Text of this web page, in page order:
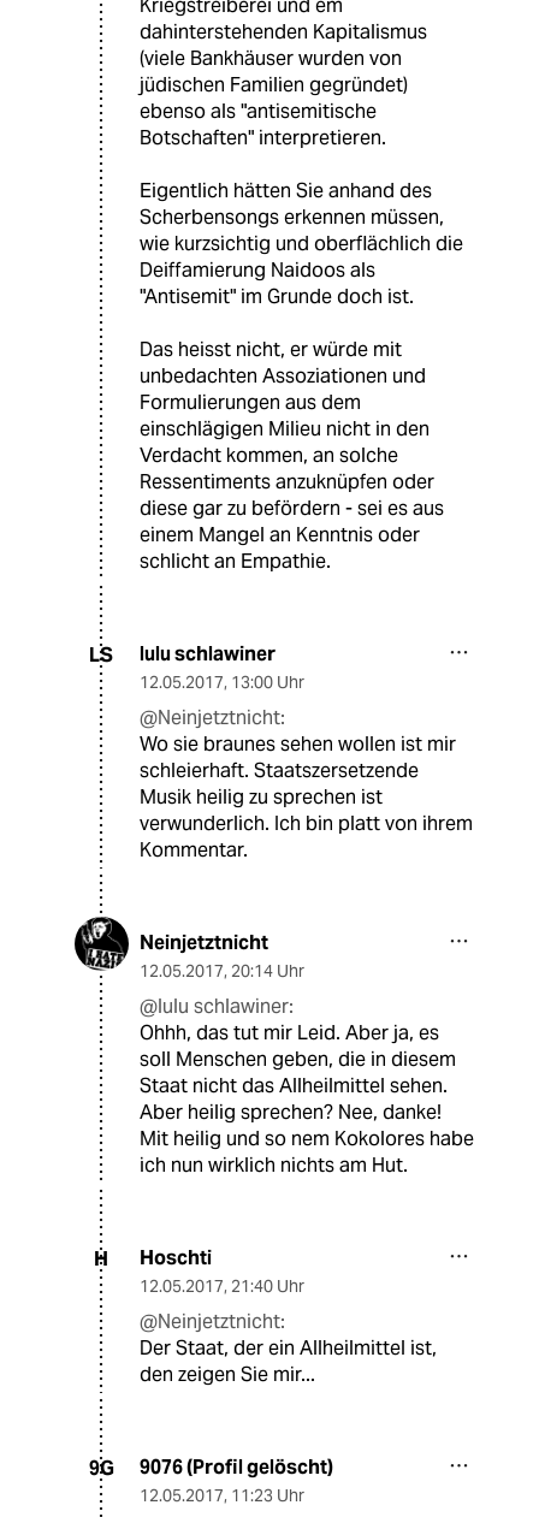
Kriegstreiberei und em
dahinterstehenden Kapitalismus
(viele Bankhäuser wurden von
jüdischen Familien gegründet)
ebenso als "antisemitische
Botschaften" interpretieren.
Eigentlich hätten Sie anhand des
Scherbensongs erkennen müssen,
wie kurzsichtig und oberflächlich die
Deiffamierung Naidoos als
"Antisemit" im Grunde doch ist.
Das heisst nicht, er würde mit
unbedachten Assoziationen und
Formulierungen aus dem
einschlägigen Milieu nicht in den
Verdacht kommen, an solche
Ressentiments anzuknüpfen oder
diese gar zu befördern - sei es aus
einem Mangel an Kenntnis oder
schlicht an Empathie.
LS lulu schlawiner
12.05.2017, 13:00 Uhr
@Neinjetztnicht:
Wo sie braunes sehen wollen ist mir
schleierhaft. Staatszersetzende
Musik heilig zu sprechen ist
verwunderlich. Ich bin platt von ihrem
Kommentar.
Neinjetztnicht
12.05.2017, 20:14 Uhr
@lulu schlawiner:
Ohhh, das tut mir Leid. Aber ja, es
soll Menschen geben, die in diesem
Staat nicht das Allheilmittel sehen.
Aber heilig sprechen? Nee, danke!
Mit heilig und so nem Kokolores habe
ich nun wirklich nichts am Hut.
H Hoschti
12.05.2017, 21:40 Uhr
@Neinjetztnicht:
Der Staat, der ein Allheilmittel ist,
den zeigen Sie mir...
9G 9076 (Profil gelöscht)
12.05.2017, 11:23 Uhr